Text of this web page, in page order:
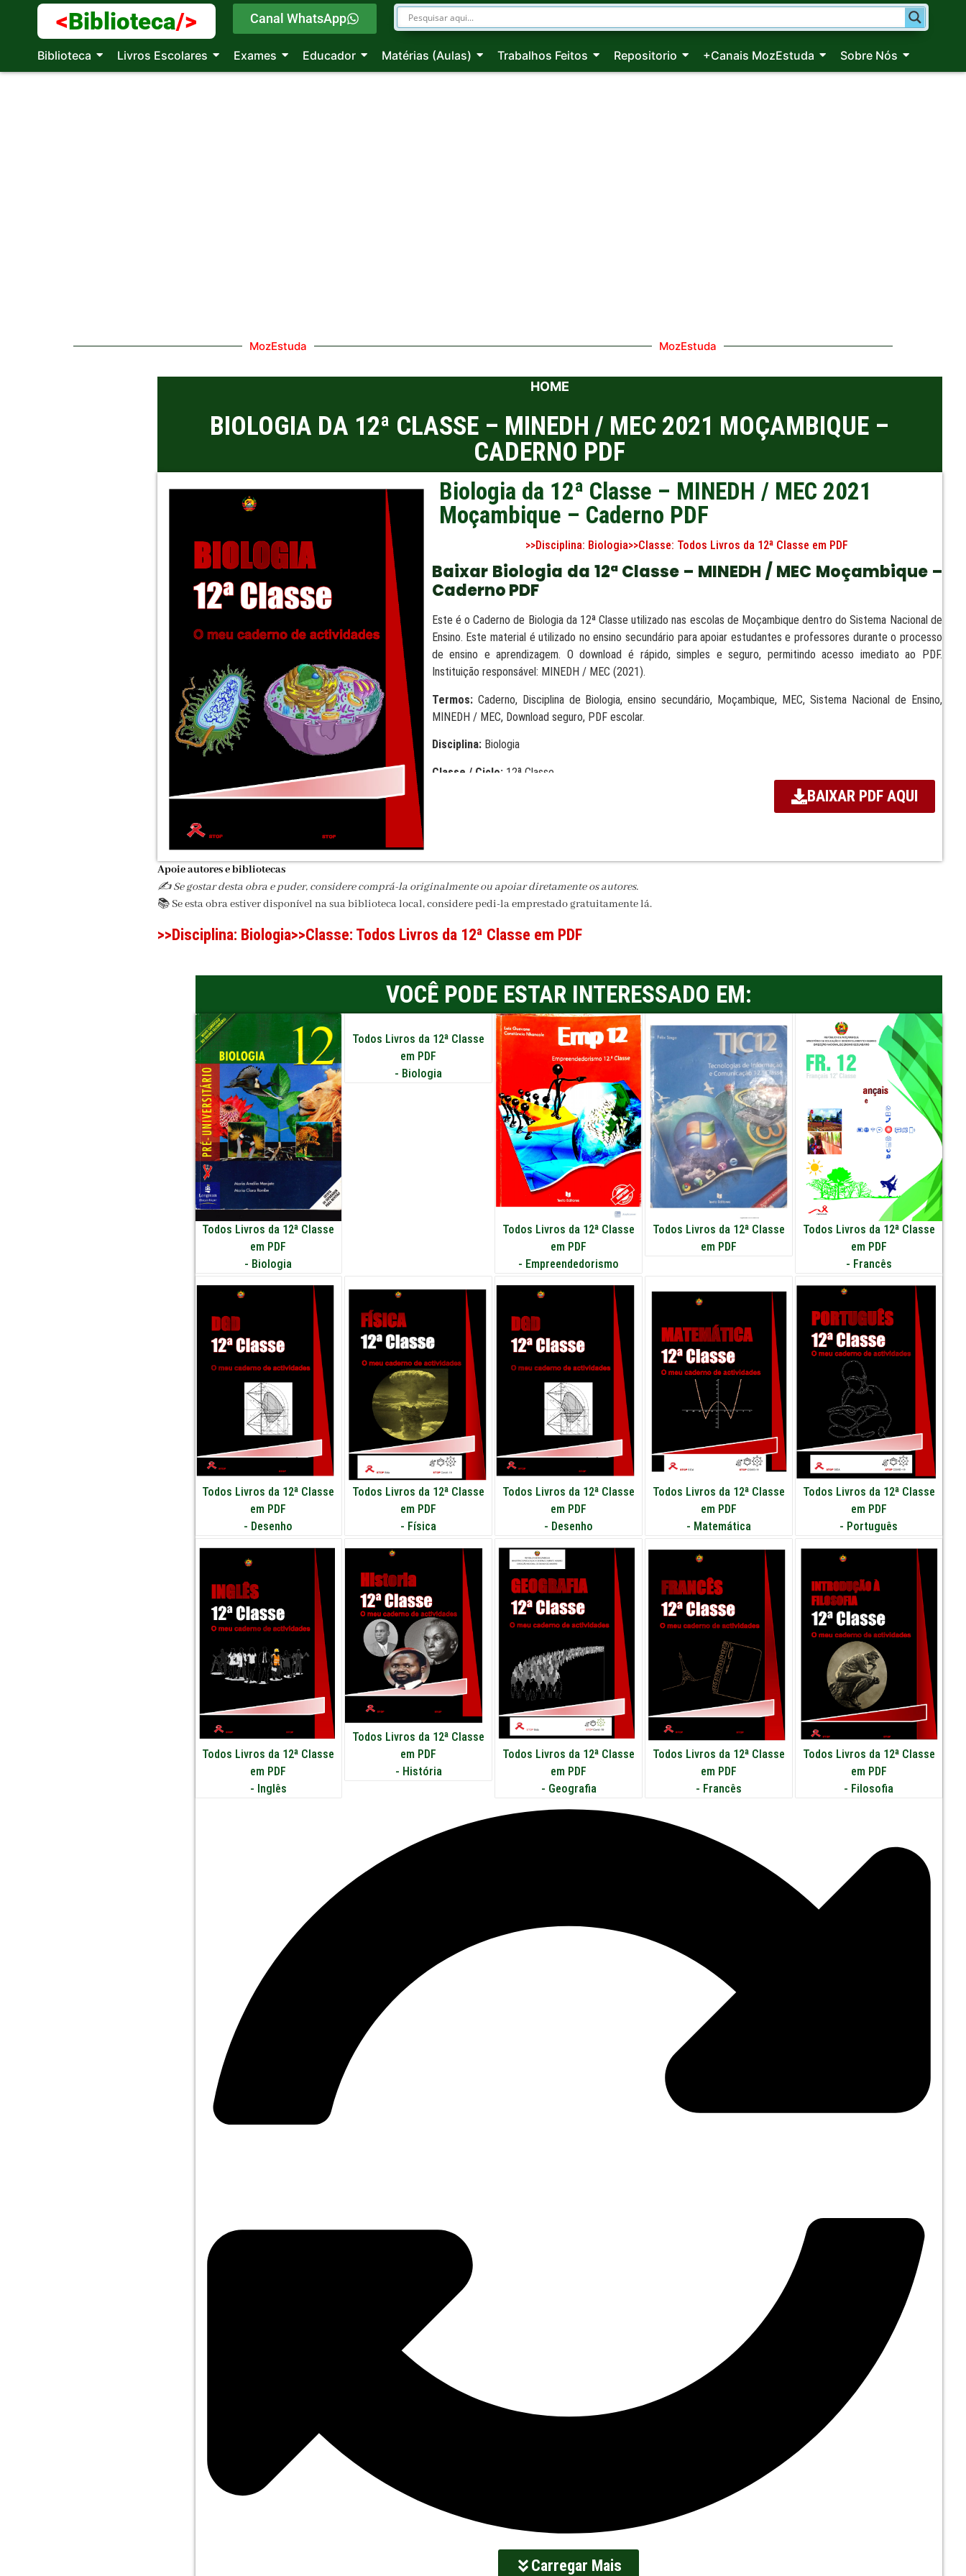
<Biblioteca/> Canal WhatsApp
Biblioteca Livros Escolares Exames Educador Matérias (Aulas) Trabalhos Feitos Repositorio +Canais MozEstuda Sobre Nós
MozEstuda MozEstuda
HOME
BIOLOGIA DA 12ª CLASSE – MINEDH / MEC 2021 MOÇAMBIQUE –
CADERNO PDF
Biologia da 12ª Classe – MINEDH / MEC 2021
Moçambique – Caderno PDF
>>Disciplina: Biologia>>Classe: Todos Livros da 12ª Classe em PDF
Baixar Biologia da 12ª Classe – MINEDH / MEC Moçambique –
Caderno PDF
Este é o Caderno de Biologia da 12ª Classe utilizado nas escolas de Moçambique dentro do Sistema Nacional de
Ensino. Este material é utilizado no ensino secundário para apoiar estudantes e professores durante o processo
de ensino e aprendizagem. O download é rápido, simples e seguro, permitindo acesso imediato ao PDF.
Instituição responsável: MINEDH / MEC (2021).
Termos:Caderno, Disciplina de Biologia, ensino secundário, Moçambique, MEC, Sistema Nacional de Ensino,
MINEDH / MEC, Download seguro, PDF escolar.
Disciplina:Biologia
Classe / Ciclo: 12ª Classe
BAIXAR PDF AQUI
Apoie autores e bibliotecas
✍️ Se gostar desta obra e puder, considere comprá-la originalmente ou apoiar diretamente os autores.
📚 Se esta obra estiver disponível na sua biblioteca local, considere pedi-la emprestado gratuitamente lá.
>>Disciplina: Biologia>>Classe: Todos Livros da 12ª Classe em PDF
VOCÊ PODE ESTAR INTERESSADO EM:
Todos Livros da 12ª Classe
em PDF
- Biologia
Todos Livros da 12ª Classe
em PDF
- Biologia
Todos Livros da 12ª Classe
em PDF
- Empreendedorismo
Todos Livros da 12ª Classe
em PDF
Todos Livros da 12ª Classe
em PDF
- Francês
Todos Livros da 12ª Classe
em PDF
- Desenho
Todos Livros da 12ª Classe
em PDF
- Física
Todos Livros da 12ª Classe
em PDF
- Desenho
Todos Livros da 12ª Classe
em PDF
- Matemática
Todos Livros da 12ª Classe
em PDF
- Português
Todos Livros da 12ª Classe
em PDF
- Inglês
Todos Livros da 12ª Classe
em PDF
- História
Todos Livros da 12ª Classe
em PDF
- Geografia
Todos Livros da 12ª Classe
em PDF
- Francês
Todos Livros da 12ª Classe
em PDF
- Filosofia
Carregar Mais